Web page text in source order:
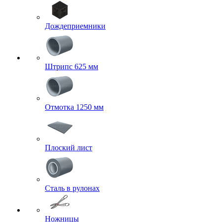
Дождеприемники
Штрипс 625 мм
Отмотка 1250 мм
Плоский лист
Сталь в рулонах
Ножницы